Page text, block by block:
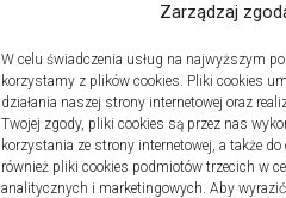
Zarządzaj
W celu świadczenia usług na najwyższym
korzystamy z plików cookies. Pliki cookies
działania naszej strony internetowej oraz
Twojej zgody, pliki cookies są przez nas
korzystania ze strony internetowej, a także
również pliki cookies podmiotów trzecich w
analitycznych i marketingowych. Aby